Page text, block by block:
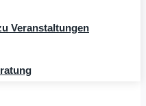
Veranstaltungen